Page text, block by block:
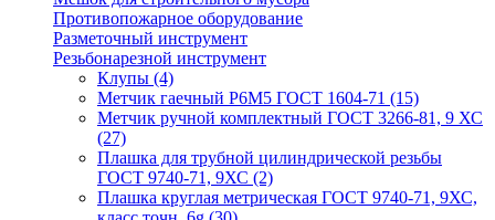
Противопожарное оборудование
Разметочный инструмент
Резьбонарезной инструмент
Клупы (4)
Метчик гаечный Р6М5 ГОСТ 1604-71 (15)
Метчик ручной комплектный ГОСТ 3266-81, 9 ХС
(27)
Плашка для трубной цилиндрической резьбы
ГОСТ 9740-71, 9ХС (2)
Плашка круглая метрическая ГОСТ 9740-71, 9ХС,